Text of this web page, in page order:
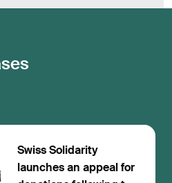
Swiss Solidarity
launches an appeal for